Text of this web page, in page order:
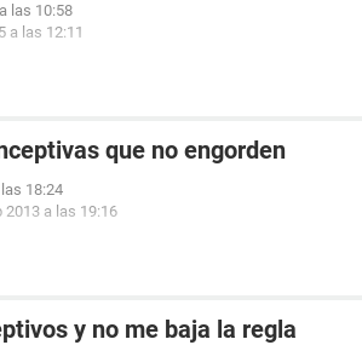
las 10:58
a las 12:11
que no engorden
18:24
2013 a las 19:16
y no me baja la regla